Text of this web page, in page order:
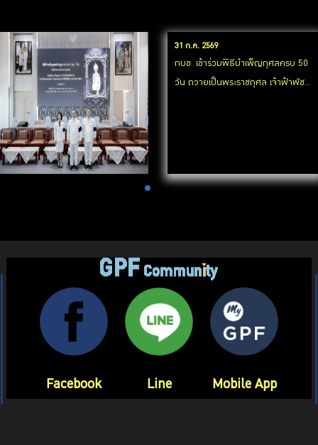
31 ก.ค. 2569
กบข. เข้าร่วมพิธีบำเพ็ญกุศลครบ 50
วัน ถวายเป็นพระราชกุศล เจ้าฟ้าพัช
Facebook Line Mobile App